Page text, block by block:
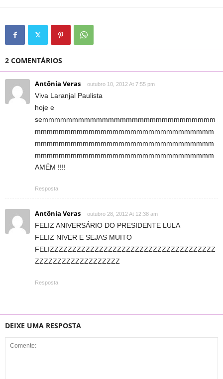
2 COMENTÁRIOS
Antônia Veras outubro 10, 2012 At 7:55 pm
Viva Laranjal Paulista
hoje e
semmmmmmmmmmmmmmmmmmmmmmmmmmmmm
mmmmmmmmmmmmmmmmmmmmmmmmmmmmmm
mmmmmmmmmmmmmmmmmmmmmmmmmmmmmm
mmmmmmmmmmmmmmmmmmmmmmmmmmmmmm
AMÉM !!!!
Resposta
Antônia Veras outubro 28, 2012 At 12:38 am
FELIZ ANIVERSÁRIO DO PRESIDENTE LULA
FELIZ NIVER E SEJAS MUITO
FELIZZZZZZZZZZZZZZZZZZZZZZZZZZZZZZZZZZZZZ
ZZZZZZZZZZZZZZZZZZZ
Resposta
DEIXE UMA RESPOSTA